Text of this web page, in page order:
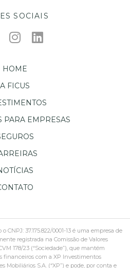
SOCIAIS
HOME
A FICUS
PARA EMPRESAS
CNPJ: 37.175.822/0001-13 é uma empresa de
registrada na Comissão de Valores
178/23 (“Sociedade”), que mantém
financeiros com a XP Investimentos
Mobiliários S.A. (“XP”) e pode, por conta e